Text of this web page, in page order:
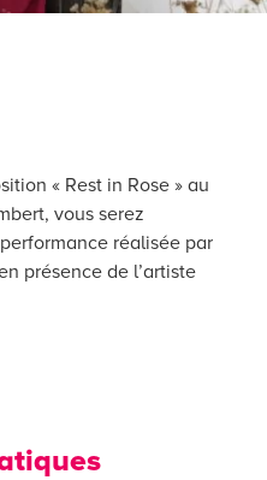
« Rest in Rose » au
vous serez
réalisée par
présence de l’artiste